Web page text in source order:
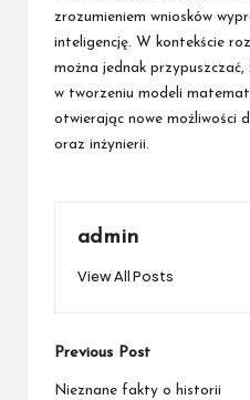
zrozumieniem wniosków
inteligencję. W kontekście
można jednak
w tworzeniu modeli
otwierając nowe możliwości
oraz inżynierii.
admin
View All Posts
Post
Previous Post
Nieznane fakty o historii